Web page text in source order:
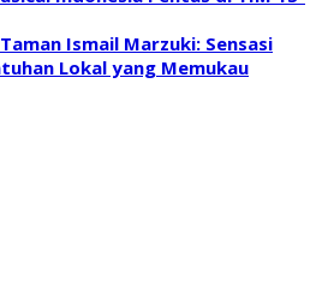
Ismail Marzuki: Sensasi
Lokal yang Memukau